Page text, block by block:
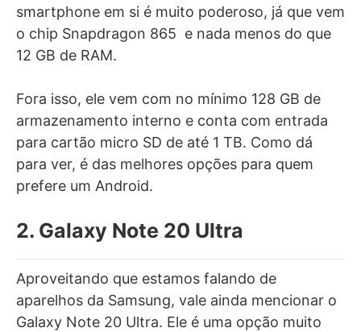
smartphone em si é muito poderoso, já que vem
o chip Snapdragon 865 e nada menos do que
12 GB de RAM.
Fora isso, ele vem com no mínimo 128 GB de
armazenamento interno e conta com entrada
para cartão micro SD de até 1 TB. Como dá
para ver, é das melhores opções para quem
prefere um Android.
2. Galaxy Note 20 Ultra
Aproveitando que estamos falando de
aparelhos da Samsung, vale ainda mencionar o
Galaxy Note 20 Ultra. Ele é uma opção muito